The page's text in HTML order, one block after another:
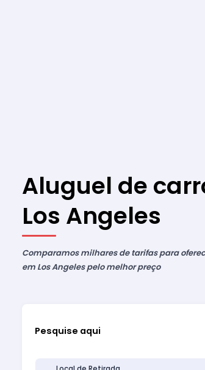
Aluguel de
Los Angeles
Comparamos milhares de tarifas para
em Los Angeles pelo melhor preço
Pesquise aqui